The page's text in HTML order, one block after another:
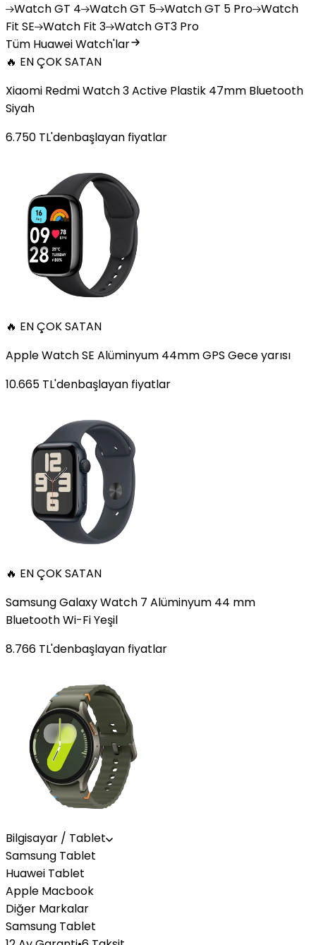
WatchGT 4 WatchGT 5 WatchGT 5 Pro Watch
Fit SE Watch Fit 3 WatchGT3 Pro
Tüm Huawei Watch'lar
🔥 EN ÇOK SATAN
Xiaomi Redmi Watch 3 Active Plastik 47mm Bluetooth
Siyah
6.750 TL'denbaşlayan fiyatlar
🔥 EN ÇOK SATAN
Apple Watch SE Alüminyum 44mm GPS Gece yarısı
10.665 TL'denbaşlayan fiyatlar
🔥 EN ÇOK SATAN
Samsung Galaxy Watch 7 Alüminyum 44 mm
Bluetooth Wi-Fi Yeşil
8.766 TL'denbaşlayan fiyatlar
Bilgisayar / Tablet
Samsung Tablet
Huawei Tablet
Apple Macbook
Diğer Markalar
Samsung Tablet